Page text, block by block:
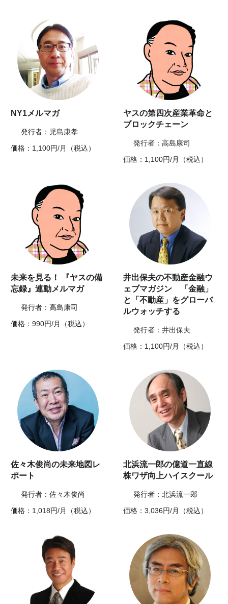
NY1メルマガ
発行者：児島康孝
価格：1,100円/月（税込）
ヤスの第四次産業革命と
ブロックチェーン
発行者：高島康司
価格：1,100円/月（税込）
未来を見る！ 『ヤスの備
忘録』連動メルマガ
発行者：高島康司
価格：990円/月（税込）
井出保夫の不動産金融ウ
ェブマガジン 「金融」
と「不動産」をグローバ
ルウォッチする
発行者：井出保夫
価格：1,100円/月（税込）
佐々木俊尚の未来地図レ
ポート
発行者：佐々木俊尚
価格：1,018円/月（税込）
北浜流一郎の億道一直線
株ワザ向上ハイスクール
発行者：北浜流一郎
価格：3,036円/月（税込）